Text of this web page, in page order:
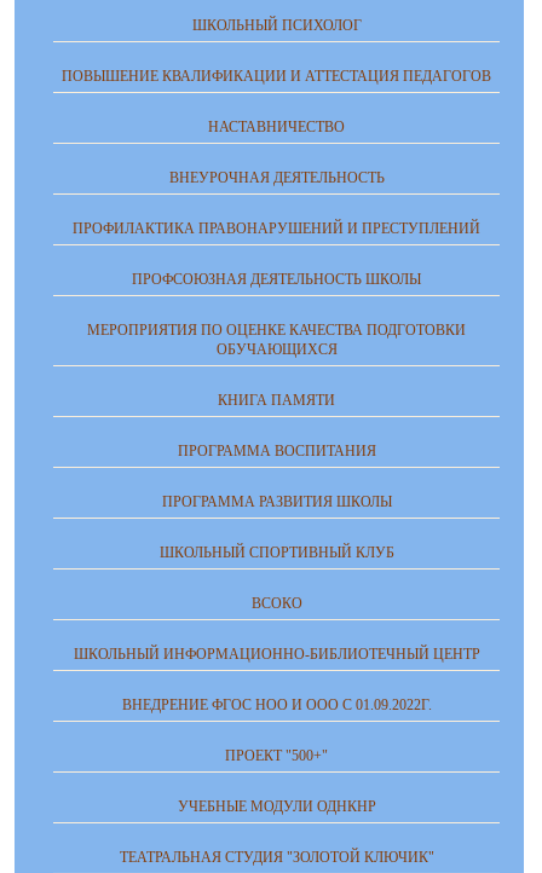
ШКОЛЬНЫЙ ПСИХОЛОГ
ПОВЫШЕНИЕ КВАЛИФИКАЦИИ И АТТЕСТАЦИЯ ПЕДАГОГОВ
НАСТАВНИЧЕСТВО
ВНЕУРОЧНАЯ ДЕЯТЕЛЬНОСТЬ
ПРОФИЛАКТИКА ПРАВОНАРУШЕНИЙ И ПРЕСТУПЛЕНИЙ
ПРОФСОЮЗНАЯ ДЕЯТЕЛЬНОСТЬ ШКОЛЫ
МЕРОПРИЯТИЯ ПО ОЦЕНКЕ КАЧЕСТВА ПОДГОТОВКИ
ОБУЧАЮЩИХСЯ
КНИГА ПАМЯТИ
ПРОГРАММА ВОСПИТАНИЯ
ПРОГРАММА РАЗВИТИЯ ШКОЛЫ
ШКОЛЬНЫЙ СПОРТИВНЫЙ КЛУБ
ВСОКО
ШКОЛЬНЫЙ ИНФОРМАЦИОННО-БИБЛИОТЕЧНЫЙ ЦЕНТР
ВНЕДРЕНИЕ ФГОС НОО И ООО С 01.09.2022Г.
ПРОЕКТ "500+"
УЧЕБНЫЕ МОДУЛИ ОДНКНР
ТЕАТРАЛЬНАЯ СТУДИЯ "ЗОЛОТОЙ КЛЮЧИК"